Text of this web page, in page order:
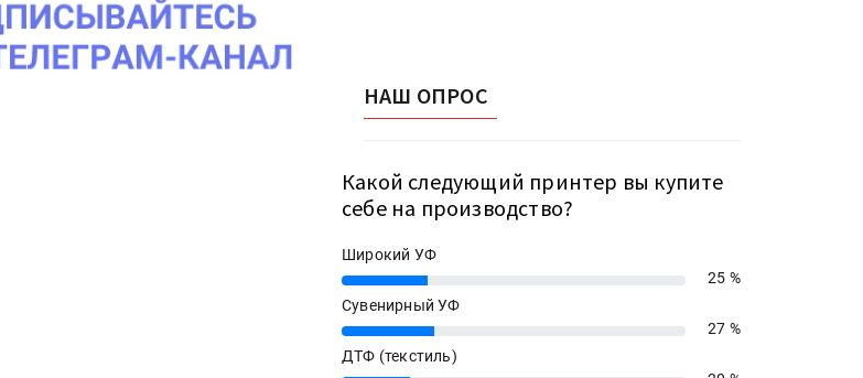
НАШ ОПРОС
Какой следующий принтер вы купите
себе на производство?
Широкий УФ
25%
25 %
Сувенирный УФ
27%
27 %
ДТФ (текстиль)